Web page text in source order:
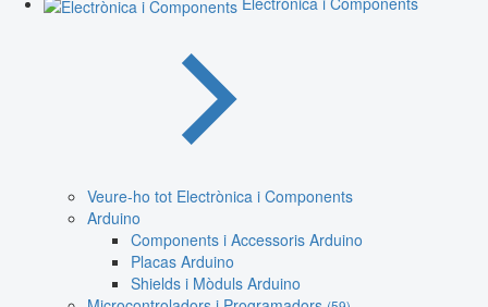
Veure-ho tot Electrònica i Components
Arduino
Components i Accessoris Arduino
Placas Arduino
Shields i Mòduls Arduino